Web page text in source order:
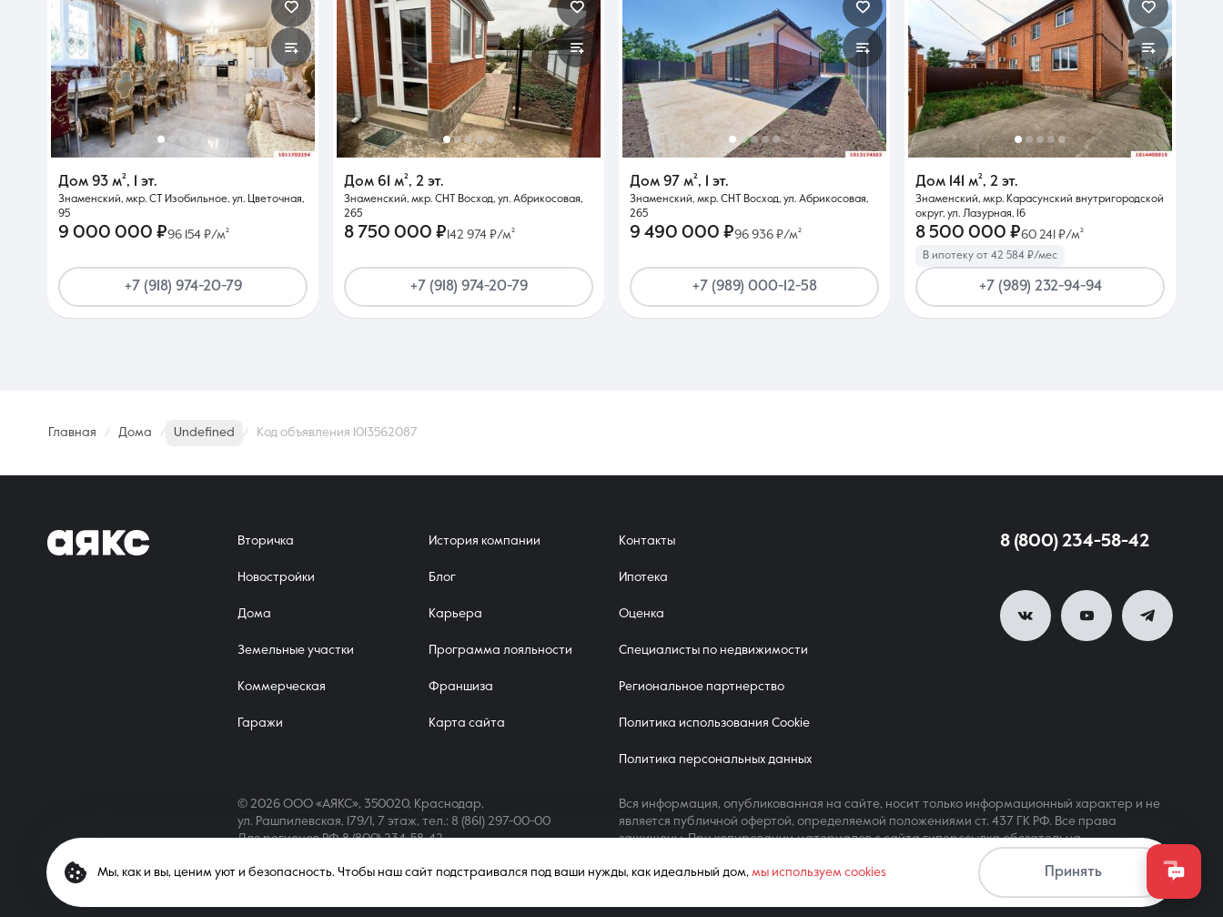
Дом 93 м², 1 эт.
Знаменский, мкр. СТ Изобильное, ул. Цветочная,
95
9 000 000 ₽96 154 ₽/м²
+7 (918) 974-20-79
Дом 61 м², 2 эт.
Знаменский, мкр. СНТ Восход, ул. Абрикосовая,
265
8 750 000 ₽ 142 974 ₽/м²
+7 (918) 974-20-79
Дом 97 м², 1 эт.
Знаменский, мкр. СНТ Восход, ул. Абрикосовая,
265
9 490 000 ₽96 936 ₽/м²
+7 (989) 000-12-58
Дом 141 м², 2 эт.
Знаменский, мкр. Карасунский внутригородской
округ, ул. Лазурная, 16
8 500 000 ₽60 241 ₽/м²
В ипотеку от 42 584 ₽/мес
+7 (989) 232-94-94
Главная Дома Undefined Код объявления 1013562087
Вторичка
Новостройки
Дома
Земельные участки
Коммерческая
Гаражи
История компании
Блог
Карьера
Программа лояльности
Франшиза
Карта сайта
Контакты
Ипотека
Оценка
Специалисты по недвижимости
Региональное партнерство
Политика использования Cookie
Политика персональных данных
8 (800) 234-58-42
© 2026 ООО «АЯКС», 350020, Краснодар,
ул. Рашпилевская, 179/1, 7 этаж,тел.: 8 (861) 297-00-00
Для регионов РФ8 (800) 234-58-42
Вся информация, опубликованная на сайте, носит только информационный характер и не
является публичной офертой, определяемой положениями ст. 437 ГК РФ. Все права
защищены. При копировании материалов с сайта гиперссылка обязательна
Мы, как и вы, ценим уют и безопасность. Чтобы наш сайт подстраивался под ваши нужды, как идеальный дом, мы используем cookies Принять